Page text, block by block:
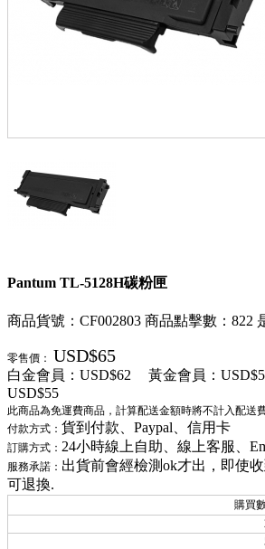
Pantum TL-5128H碳粉匣
商品貨號：CF002803 商品點擊數：822
零售價： USD$65
白金會員： USD$62 黃金會員：
USD$55
此商品為免運費商品，計算配送金額時將不計入配送
付款方式： 貨到付款、Paypal、信用卡
訂購方式： 24小時線上自助、線上客服、
服務承諾： 出貨前會經檢測ok才出，即使
可退換.
購買